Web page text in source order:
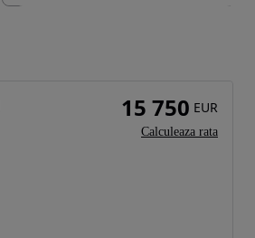
15 750 EUR
Calculeaza rata